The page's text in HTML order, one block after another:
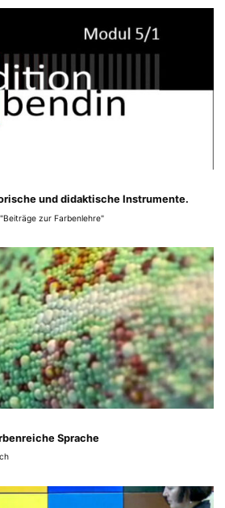
und didaktische Instrumente.
zur Farbenlehre"
Sprache